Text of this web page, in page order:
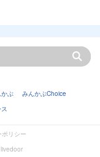
ぶ
みんかぶChoice
ポリシー
livedoor